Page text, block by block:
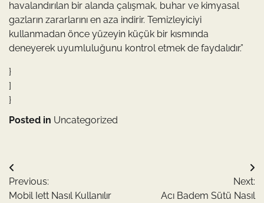
havalandırılan bir alanda çalışmak, buhar ve kimyasal
gazların zararlarını en aza indirir. Temizleyiciyi
kullanmadan önce yüzeyin küçük bir kısmında
deneyerek uyumluluğunu kontrol etmek de faydalıdır.”
}
]
}
Posted in Uncategorized
Yazı
gezinmesi
Previous:
Mobil Iett Nasıl Kullanılır
Next:
Acı Badem Sütü Nasıl